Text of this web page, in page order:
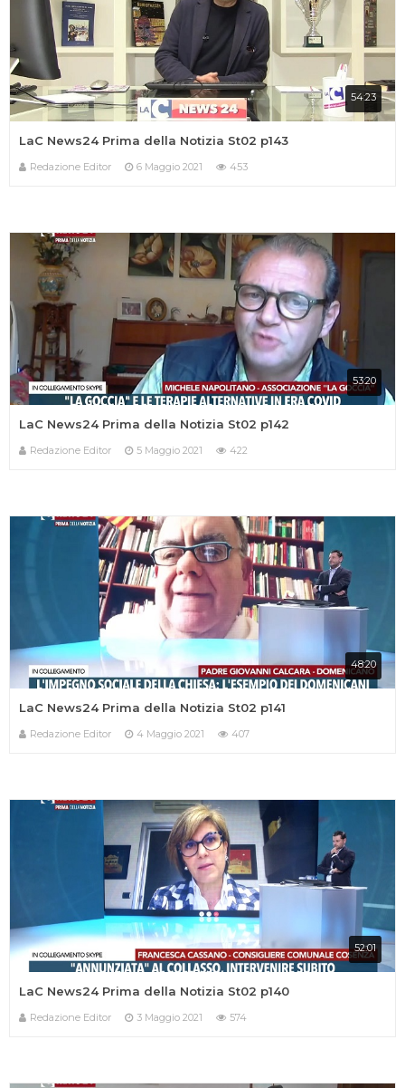
54:23
LaC News24 Prima della Notizia St02 p143
Redazione Editor 6 Maggio 2021 453
53:20
LaC News24 Prima della Notizia St02 p142
Redazione Editor 5 Maggio 2021 422
48:20
LaC News24 Prima della Notizia St02 p141
Redazione Editor 4 Maggio 2021 407
52:01
LaC News24 Prima della Notizia St02 p140
Redazione Editor 3 Maggio 2021 574